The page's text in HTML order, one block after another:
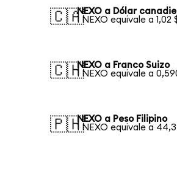
🇨🇦NEXO a Dólar
1 NEXO equivale a 1,02
🇨🇭NEXO a Franco Suizo
1 NEXO equivale a
🇵🇭NEXO a Peso Filipino
1 NEXO equivale a